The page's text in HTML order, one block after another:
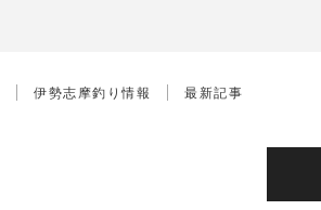
伊勢志摩釣り情報 最新記事